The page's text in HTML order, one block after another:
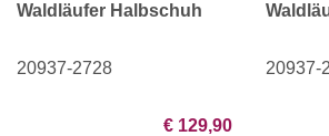
Waldläufer Halbschuh
20937-2728
€ 129,90
20937-